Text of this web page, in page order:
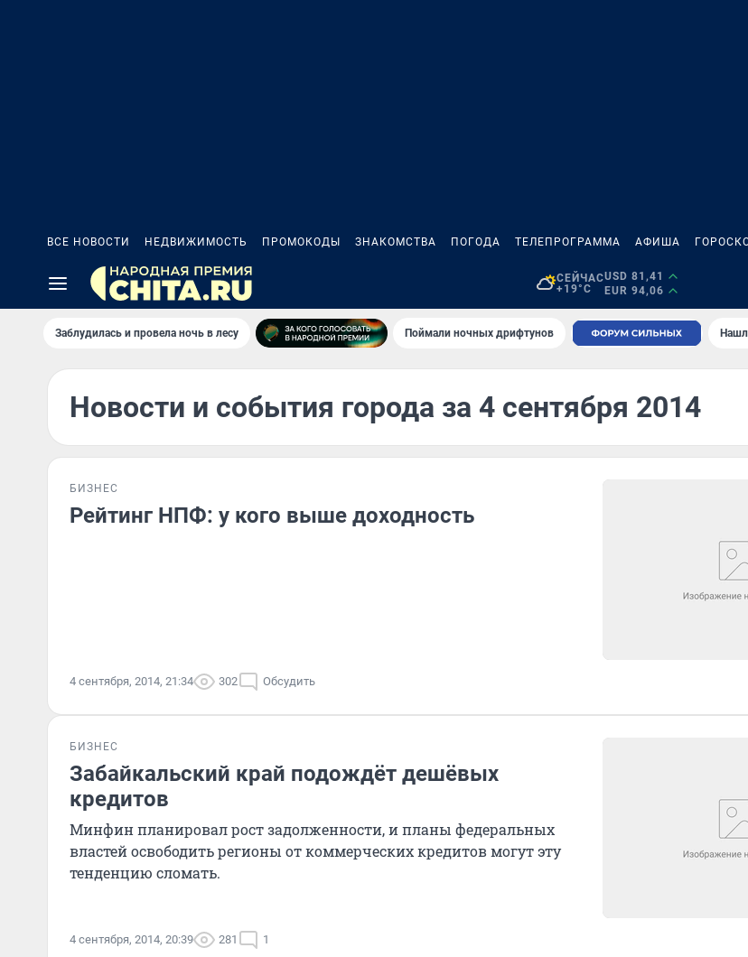
ВСЕ НОВОСТИ НЕДВИЖИМОСТЬ ПРОМОКОДЫ ЗНАКОМСТВА ПОГОДА ТЕЛЕПРОГРАММА АФИША
СЕЙЧАС
+19°C
USD 81,41
EUR 94,06
Заблудилась и провела ночь в лесу Поймали ночных дрифтунов
Новости и события города за 4 сентября 2014
БИЗНЕС
Рейтинг НПФ: у кого выше доходность
4 сентября, 2014, 21:34 302 Обсудить
БИЗНЕС
Забайкальский край подождёт дешёвых
кредитов
Минфин планировал рост задолженности, и планы федеральных
властей освободить регионы от коммерческих кредитов могут эту
тенденцию сломать.
4 сентября, 2014, 20:39 281 1